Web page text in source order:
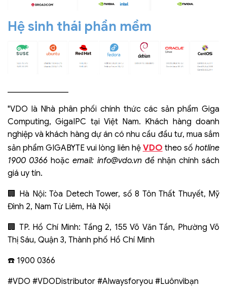
Hệ sinh thái phần mềm
"VDO là Nhà phân phối chính thức các sản phẩm Giga
Computing, GigaIPC tại Việt Nam. Khách hàng doanh
nghiệp và khách hàng dự án có nhu cầu đầu tư, mua sắm
sản phẩm GIGABYTE vui lòng liên hệ VDO theo sốhotline
1900 0366 hoặcemail: info@vdo.vnđể nhận chính sách
giá uy tín.
🏢 Hà Nội: Tòa Detech Tower, số 8 Tôn Thất Thuyết, Mỹ
Đình 2, Nam Từ Liêm, Hà Nội
🏢 TP. Hồ Chí Minh: Tầng 2, 155 Võ Văn Tần, Phường Võ
Thị Sáu, Quận 3, Thành phố Hồ Chí Minh
☎️ 1900 0366
#VDO #VDODistributor #Alwaysforyou #Luônvìbạn